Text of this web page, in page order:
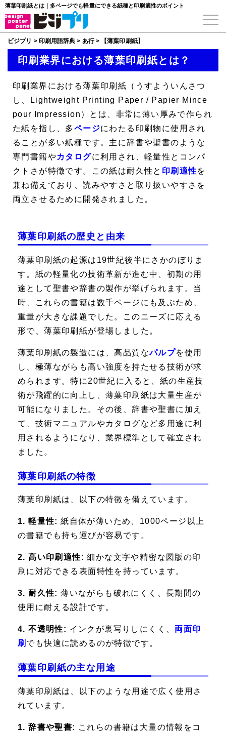
薄葉印刷紙とは｜多ページでも軽量にできる紙種と印刷適性のポイント
ビジプリ > 印刷用語辞典 > あ行> 【薄葉印刷紙】
印刷業界における薄葉印刷紙とは？
印刷業界における薄葉印刷紙 （うすよういんさつ
し、
Lightweight Printing Paper / Papier Mince
pour Impression ）とは、非常に薄い厚みで作られ
た紙を指し、多ページにわたる印刷物に使用され
ることが多い紙種です。主に辞書や聖書のような
専門書籍やカタログに利用され、軽量性とコンパ
クトさが特徴です。この紙は耐久性と 印刷適性を
兼ね備えており、読みやすさと取り扱いやすさを
両立させるために開発されました。
薄葉印刷紙の歴史と由来
薄葉印刷紙の起源は19世紀後半にさかのぼりま
す。紙の軽量化の技術革新が進む中、初期の用
途として聖書や辞書の製作が挙げられます。当
時、これらの書籍は数千ページにも及ぶため、
重量が大きな課題でした。このニーズに応える
形で、薄葉印刷紙が登場しました。
薄葉印刷紙の製造には、高品質なパルプを使用
し、極薄ながらも高い強度を持たせる技術が求
められます。特に20世紀に入ると、紙の生産技
術が飛躍的に向上し、薄葉印刷紙は大量生産が
可能になりました。その後、辞書や聖書に加え
て、技術マニュアルやカタログなど多用途に利
用されるようになり、業界標準として確立され
ました。
薄葉印刷紙の特徴
薄葉印刷紙は、以下の特徴を備えています。
1. 軽量性: 紙自体が薄いため、1000ページ以上
の書籍でも持ち運びが容易です。
2. 高い印刷適性: 細かな文字や精密な図版の印
刷に対応できる表面特性を持っています。
3. 耐久性: 薄いながらも破れにくく、長期間の
使用に耐える設計です。
4. 不透明性: インクが裏写りしにくく、 両面印
刷 でも快適に読めるのが特徴です。
薄葉印刷紙の主な用途
薄葉印刷紙は、以下のような用途で広く使用さ
れています。
1. 辞書や聖書: これらの書籍は大量の情報をコ